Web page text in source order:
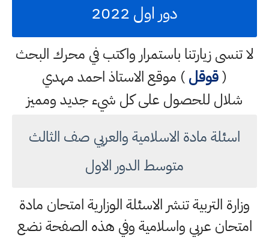
دور اول 2022
لا تنسى زيارتنا باستمرار واكتب في محرك البحث
(قوقل) موقع الاستاذ احمد مهدي
شلال للحصول على كل شيء جديد ومميز
اسئلة مادة الاسلامية والعريي صف الثالث
متوسط الدور الاول
وزارة التربية تنشر الاسئلة الوزارية امتحان مادة
امتحان عربي واسلامية وفي هذه الصفحة نضع